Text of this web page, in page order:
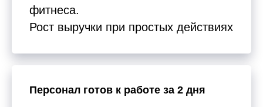
фитнеса.
Рост выручки при простых действиях
Персонал готов к работе за 2 дня